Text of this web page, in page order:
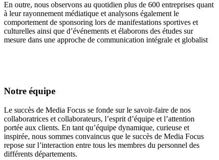
En outre, nous observons au quotidien plus de 600 entreprises quant
à leur rayonnement médiatique et analysons également le
comportement de sponsoring lors de manifestations sportives et
culturelles ainsi que d’événements et élaborons des études sur
mesure dans une approche de communication intégrale et globalist
Notre équipe
Le succès de Media Focus se fonde sur le savoir-faire de nos
collaboratrices et collaborateurs, l’esprit d’équipe et l’attention
portée aux clients. En tant qu’équipe dynamique, curieuse et
inspirée, nous sommes convaincus que le succès de Media Focus
repose sur l’interaction entre tous les membres du personnel des
différents départements.